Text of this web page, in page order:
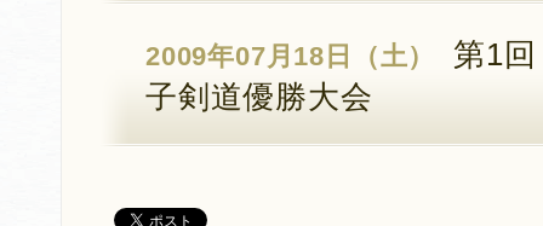
2009年07月18日（土）
第1
子剣道優勝大会